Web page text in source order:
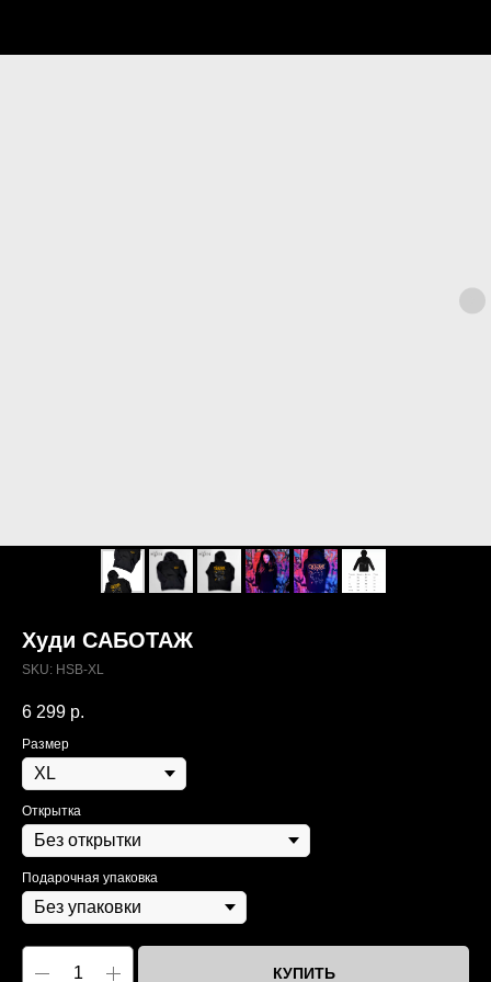
Худи САБОТАЖ
SKU: HSB-XL
6 299 р.
Размер
Открытка
Подарочная упаковка
КУПИТЬ